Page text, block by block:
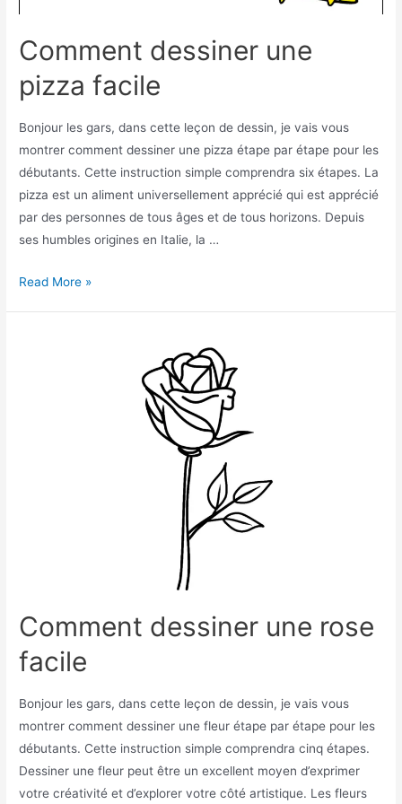
Comment dessiner une
pizza facile
Bonjour les gars, dans cette leçon de dessin, je vais vous
montrer comment dessiner une pizza étape par étape pour les
débutants. Cette instruction simple comprendra six étapes. La
pizza est un aliment universellement apprécié qui est apprécié
par des personnes de tous âges et de tous horizons. Depuis
ses humbles origines en Italie, la …
Comment
Read More »
Comment dessiner une rose
facile
Bonjour les gars, dans cette leçon de dessin, je vais vous
montrer comment dessiner une fleur étape par étape pour les
débutants. Cette instruction simple comprendra cinq étapes.
Dessiner une fleur peut être un excellent moyen d’exprimer
votre créativité et d’explorer votre côté artistique. Les fleurs